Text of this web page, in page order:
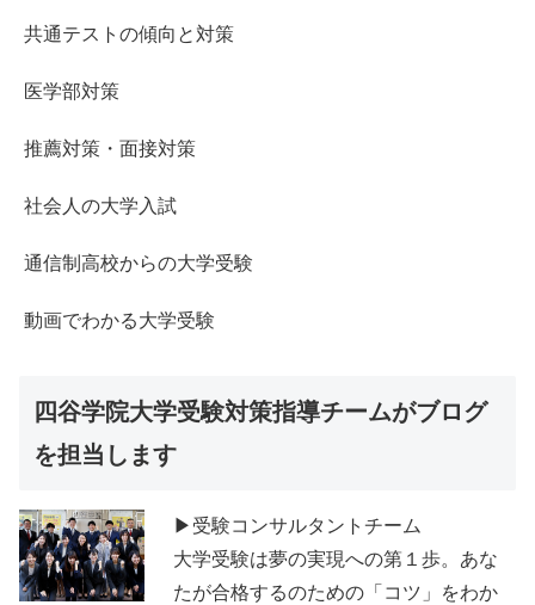
共通テストの傾向と対策
医学部対策
推薦対策・面接対策
社会人の大学入試
通信制高校からの大学受験
動画でわかる大学受験
四谷学院大学受験対策指導チームがブログ
を担当します
▶受験コンサルタントチーム
大学受験は夢の実現への第１歩。あな
たが合格するのための「コツ」をわか